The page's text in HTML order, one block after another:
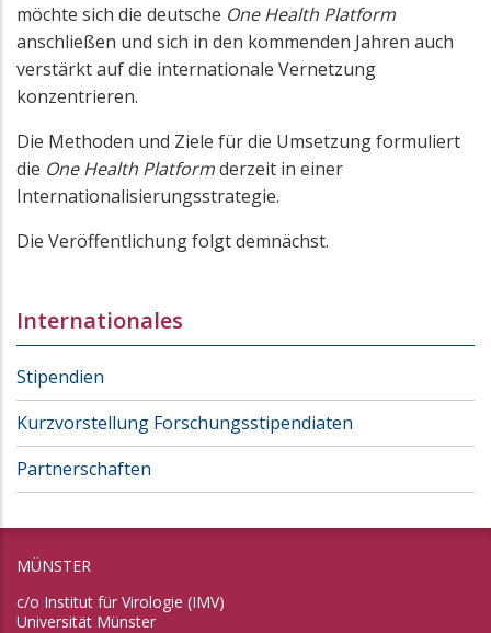
möchte sich die deutsche One Health Platform
anschließen und sich in den kommenden Jahren auch
verstärkt auf die internationale Vernetzung
konzentrieren.
Die Methoden und Ziele für die Umsetzung formuliert
die One Health Platformderzeit in einer
Internationalisierungsstrategie.
Die Veröffentlichung folgt demnächst.
Internationales
Stipendien
Kurzvorstellung Forschungsstipendiaten
Partnerschaften
MÜNSTER
c/o Institut für Virologie (IMV)
Universität Münster